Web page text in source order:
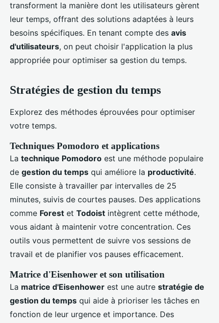
transforment la manière dont les utilisateurs gèrent
leur temps, offrant des solutions adaptées à leurs
besoins spécifiques. En tenant compte des avis
d'utilisateurs, on peut choisir l'application la plus
appropriée pour optimiser sa gestion du temps.
Stratégies de gestion du temps
Explorez des méthodes éprouvées pour optimiser
votre temps.
Techniques Pomodoro et applications
La technique Pomodoro est une méthode populaire
de gestion du temps qui améliore la productivité.
Elle consiste à travailler par intervalles de 25
minutes, suivis de courtes pauses. Des applications
comme Forest et Todoist intègrent cette méthode,
vous aidant à maintenir votre concentration. Ces
outils vous permettent de suivre vos sessions de
travail et de planifier vos pauses efficacement.
Matrice d'Eisenhower et son utilisation
La matrice d'Eisenhower est une autre stratégie de
gestion du temps qui aide à prioriser les tâches en
fonction de leur urgence et importance. Des